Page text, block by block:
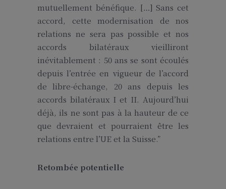
mutuellement bénéfique. […] Sans cet
accord, cette modernisation de nos
relations ne sera pas possible et nos
accords bilatéraux vieilliront
inévitablement : 50 ans se sont écoulés
depuis l’entrée en vigueur de l’accord
de libre-échange, 20 ans depuis les
accords bilatéraux I et II. Aujourd’hui
déjà, ils ne sont pas à la hauteur de ce
que devraient et pourraient être les
relations entre l’UE et la Suisse.”
Retombée potentielle